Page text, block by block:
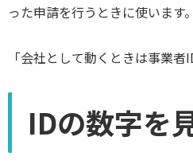
った申請を行うときに使います。
「会社として動くときは事業
IDの数字を